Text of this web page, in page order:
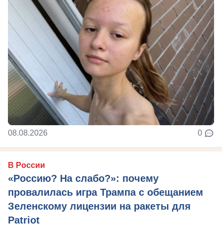
08.08.2026 0
В России
«Россию? На слабо?»: почему
провалилась игра Трампа с обещанием
Зеленскому лицензии на ракеты для
Patriot